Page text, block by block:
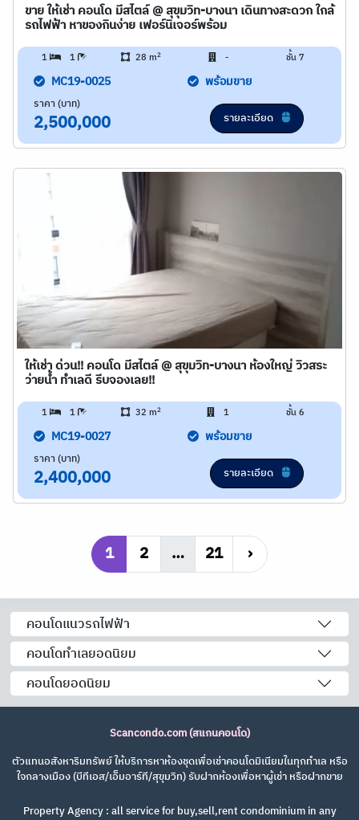
ขาย ให้เช่า คอนโด มีสไตล์ @ สุขุมวิท-บางนา เดินทางสะดวก ใกล้
รถไฟฟ้า หาของกินง่าย เฟอร์นิเจอร์พร้อม
1 1 28 m2 - ชั้น 7
MC19-0025 พร้อมขาย
ราคา (บาท)
2,500,000 รายละเอียด
ให้เช่า ด่วน!! คอนโด มีสไตล์ @ สุขุมวิท-บางนา ห้องใหญ่ วิวสระ
ว่ายน้ำ ทำเลดี รีบจองเลย!!
1 1 32 m2 1 ชั้น 6
MC19-0027 พร้อมขาย
ราคา (บาท)
2,400,000 รายละเอียด
1 2 … 21 ›
คอนโดแนวรถไฟฟ้า
คอนโดทำเลยอดนิยม
คอนโดยอดนิยม
Scancondo.com (สแกนคอนโด)
ตัวแทนอสังหาริมทรัพย์ ให้บริการหาห้องชุดเพื่อเช่าคอนโดมิเนียมในทุกทำเล หรือ
ใจกลางเมือง (บีทีเอส/เอ็มอาร์ที/สุขุมวิท) รับฝากห้องเพื่อหาผู้เช่า หรือฝากขาย
Property Agency : all service for buy,sell,rent condominium in any